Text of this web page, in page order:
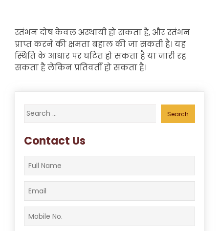
स्तंभन दोष केवल अस्थायी हो सकता है, और स्तंभन
प्राप्त करने की क्षमता बहाल की जा सकती है। यह
स्थिति के आधार पर घटित हो सकता है या जारी रह
सकता है लेकिन प्रतिवर्ती हो सकता है।
Search
for:
Contact Us